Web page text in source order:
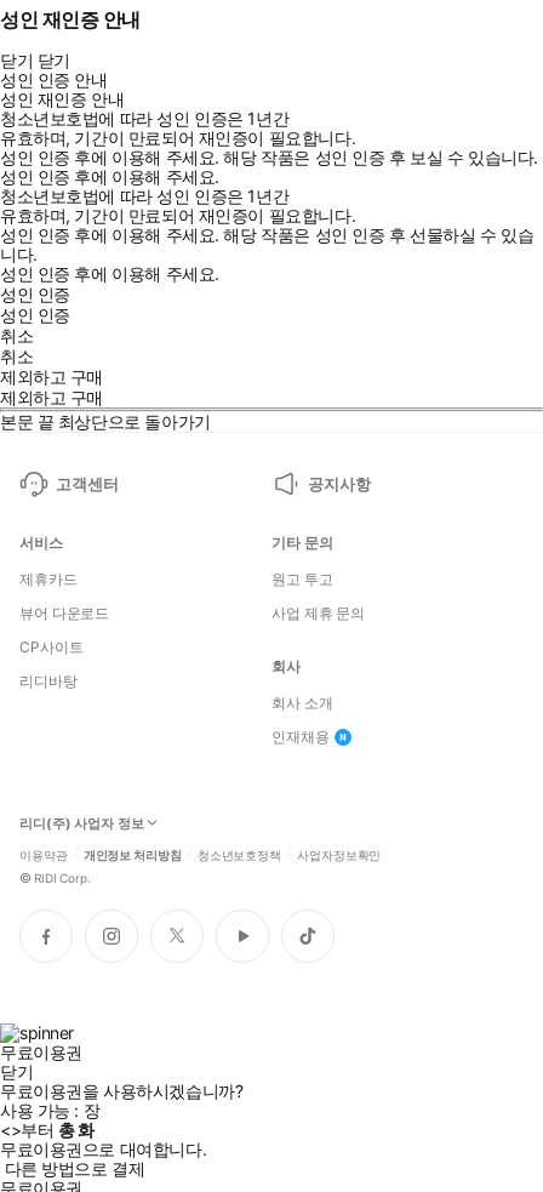
성인 재인증 안내
닫기 닫기
성인 인증 안내
성인 재인증 안내
청소년보호법에 따라 성인 인증은 1년간
유효하며, 기간이 만료되어 재인증이 필요합니다.
성인 인증 후에 이용해 주세요.해당 작품은 성인 인증 후 보실 수 있습니다.
성인 인증 후에 이용해 주세요.
청소년보호법에 따라 성인 인증은 1년간
유효하며, 기간이 만료되어 재인증이 필요합니다.
성인 인증 후에 이용해 주세요.해당 작품은 성인 인증 후 선물하실 수 있습
니다.
성인 인증 후에 이용해 주세요.
성인 인증
성인 인증
취소
취소
제외하고 구매
제외하고 구매
본문 끝 최상단으로 돌아가기
고객센터 공지사항
서비스
제휴카드
뷰어 다운로드
CP사이트
리디바탕
기타 문의
원고 투고
사업 제휴 문의
회사
회사 소개
인재채용
리디(주) 사업자 정보
이용약관 개인정보 처리방침 청소년보호정책 사업자정보확인
© RIDI Corp.
페
이
인
스
트
위
유
튜
틱
톡
무료이용권
닫기
무료이용권을 사용하시겠습니까?
사용 가능 : 장
<>부터 총화
무료이용권으로 대여합니다.
다른 방법으로 결제
무료이용권